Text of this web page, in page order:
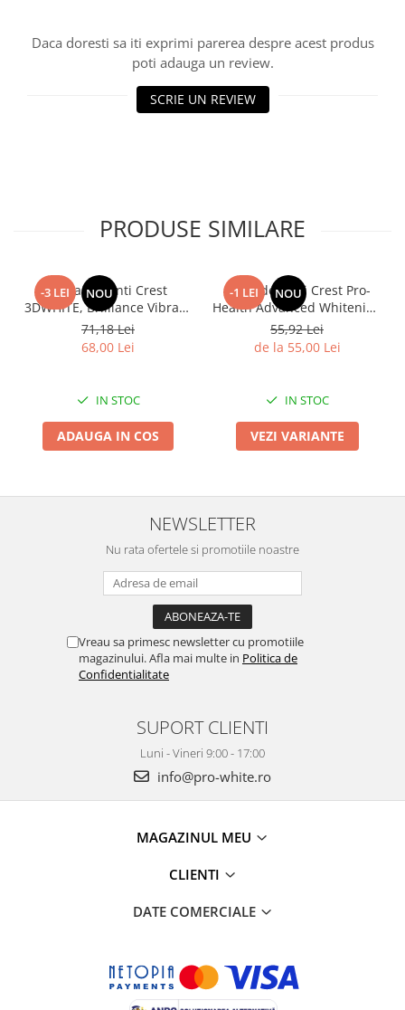
Daca doresti sa iti exprimi parerea despre acest produs
poti adauga un review.
SCRIE UN REVIEW
PRODUSE SIMILARE
-3 LEI NOU
Pasta de dinti Crest
3DWHITE, Brilliance Vibrant
Peppermint, LARGE SIZE,
fara gluten, 130g
71,18 Lei
68,00 Lei
IN STOC
ADAUGA IN COS
-1 LEI NOU
Pasta de dinti Crest Pro-
Health Advanced Whitening
+ Intensive Clean, 8
beneficii, 164g
55,92 Lei
de la 55,00 Lei
IN STOC
VEZI VARIANTE
NEWSLETTER
Nu rata ofertele si promotiile noastre
Vreau sa primesc newsletter cu promotiile
magazinului. Afla mai multe in Politica de
Confidentialitate
SUPORT CLIENTI
Luni - Vineri 9:00 - 17:00
info@pro-white.ro
MAGAZINUL MEU
CLIENTI
DATE COMERCIALE